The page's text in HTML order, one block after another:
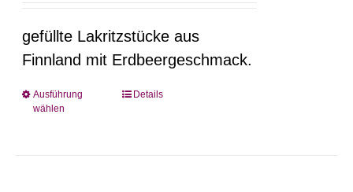
der
Produktseite
gewählt
gefüllte Lakritzstücke aus
Finnland mit Erdbeergeschmack.
Ausführung
wählen
Dieses
Details